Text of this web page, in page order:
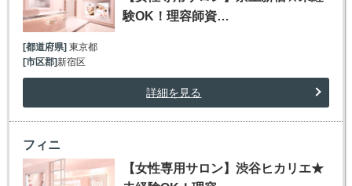
験OK！理容師資…
[都道府県] 東京都
[市区郡]新宿区
詳細を見る
フィニ
【女性専用サロン】渋谷ヒカリエ★